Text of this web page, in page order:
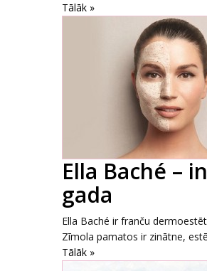
Tālāk »
Ella Baché –
gada
Ella Baché ir franču
Zīmola pamatos ir zinātne,
Tālāk »